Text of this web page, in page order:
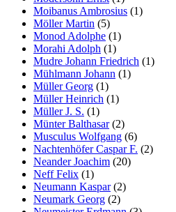
Moibanus Ambrosius (1)
Möller Martin (5)
Monod Adolphe (1)
Morahi Adolph (1)
Mudre Johann Friedrich (1)
Mühlmann Johann (1)
Müller Georg (1)
Müller Heinrich (1)
Müller J. S. (1)
Münter Balthasar(2)
Musculus Wolfgang (6)
Nachtenhöfer Caspar F. (2)
Neander Joachim (20)
Neff Felix (1)
Neumann Kaspar(2)
Neumark Georg (2)